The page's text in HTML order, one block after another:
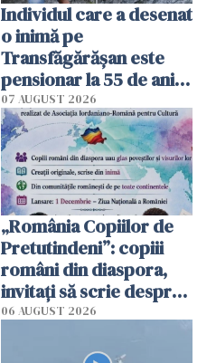
Individul care a desenat
o inimă pe
Transfăgărășan este
pensionar la 55 de ani.
Poliția l-a identificat
07 AUGUST 2026
„România Copiilor de
Pretutindeni”: copiii
români din diaspora,
invitați să scrie despre
România într-un volum
06 AUGUST 2026